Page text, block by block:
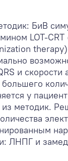
БиВ
LOT-
и
у
из методик.
ЛНПГ и